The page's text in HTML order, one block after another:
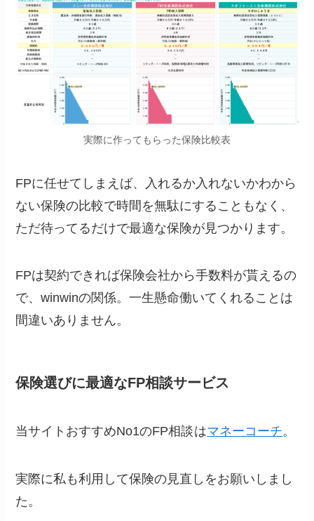
実際に作ってもらった保険比較表
FPに任せてしまえば、入れるか入れないかわから
ない保険の比較で時間を無駄にすることもなく、
ただ待ってるだけで最適な保険が見つかります。
FPは契約できれば保険会社から手数料が貰えるの
で、winwinの関係。一生懸命働いてくれることは
間違いありません。
保険選びに最適なFP相談サービス
当サイトおすすめNo1のFP相談はマネーコーチ。
実際に私も利用して保険の見直しをお願いしまし
た。